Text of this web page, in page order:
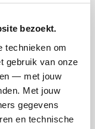
bezoekt.
technieken om
gebruik van onze
— met jouw
Met jouw
gegevens
en technische